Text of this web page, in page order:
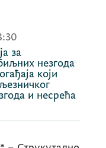
за
незгода
који
и несрећа